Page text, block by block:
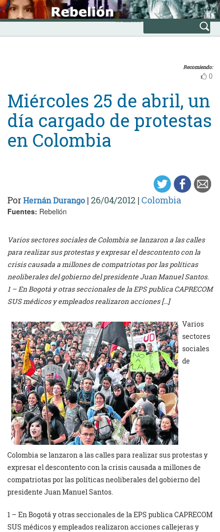
Skip
to
content
INICIO
Avanzada
Recomiendo:
0
Miércoles 25 de abril, un
día cargado de protestas
en Colombia
PorHernán Durango | 26/04/2012 | Colombia
Fuentes: Rebelión
Varios sectores sociales de Colombia se lanzaron a las calles
para realizar sus protestas y expresar el descontento con la
crisis causada a millones de compatriotas por las políticas
neoliberales del gobierno del presidente Juan Manuel Santos.
1 – En Bogotá y otras seccionales de la EPS publica CAPRECOM
SUS médicos y empleados realizaron acciones […]
Varios
sectores
sociales
de
Colombia se lanzaron a las calles para realizar sus protestas y
expresar el descontento con la crisis causada a millones de
compatriotas por las políticas neoliberales del gobierno del
presidente Juan Manuel Santos.
1 – En Bogotá y otras seccionales de la EPS publica CAPRECOM
SUS médicos y empleados realizaron acciones callejeras y